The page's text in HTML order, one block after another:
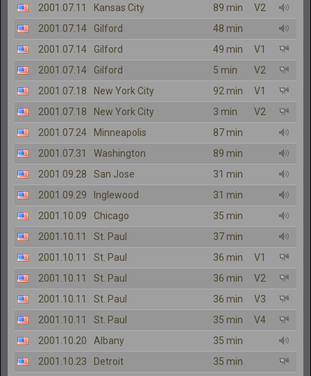
2001.07.11
Kansas City 89 min
V2
2001.07.14
Gilford
48 min
2001.07.14
Gilford 49 min
V1
2001.07.14
Gilford 5 min
V2
2001.07.18
New York City 92 min
V1
2001.07.18
New York City 3 min
V2
2001.07.24
Minneapolis
87 min
2001.07.31
Washington
89 min
2001.09.28
San Jose
31 min
2001.09.29
Inglewood
31 min
2001.10.09
Chicago
35 min
2001.10.11
St. Paul
37 min
2001.10.11
St. Paul 36 min
V1
2001.10.11
St. Paul 36 min
V2
2001.10.11
St. Paul 36 min
V3
2001.10.11
St. Paul 35 min
V4
2001.10.20
Albany
35 min
2001.10.23
Detroit
35 min